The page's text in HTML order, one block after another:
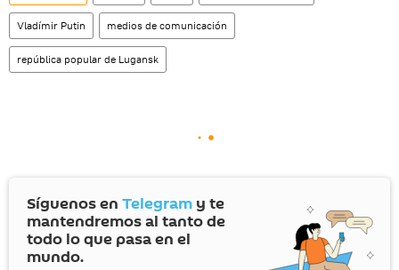
Vladímir Putin medios de comunicación
república popular de Lugansk
Síguenos en Telegram y te
mantendremos al tanto de
todo lo que pasa en el
mundo.